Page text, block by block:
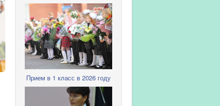
Прием в 1 класс в 2026 году